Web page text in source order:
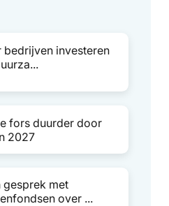
bedrijven investeren
fors duurder door
2027
gesprek met
over ...